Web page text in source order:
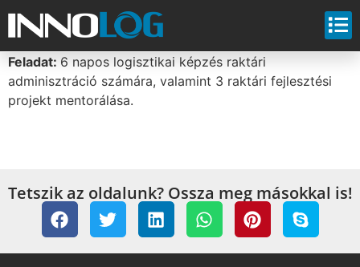
Feladat: 6 napos logisztikai képzés raktári
adminisztráció számára, valamint 3 raktári fejlesztési
projekt mentorálása.
Tetszik az oldalunk? Ossza meg másokkal is!